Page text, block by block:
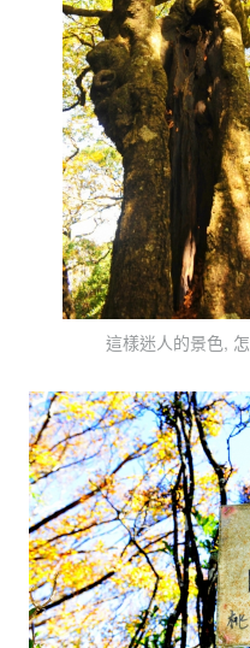
這樣迷人的景色,